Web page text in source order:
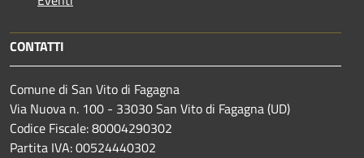
CONTATTI
Comune di San Vito di Fagagna
Via Nuova n. 100 - 33030 San Vito di Fagagna (UD)
Codice Fiscale: 80004290302
Partita IVA: 00524440302